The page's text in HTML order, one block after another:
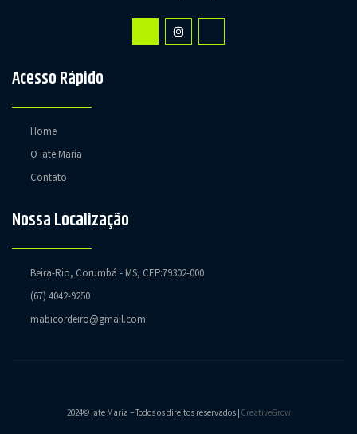
Acesso Rápido
Home
O Iate Maria
Contato
Nossa Localização
Beira-Rio, Corumbá - MS, CEP:79302-000
(67) 4042-9250
mabicordeiro@gmail.com
2024© Iate Maria – Todos os direitos reservados | CreativeGrow